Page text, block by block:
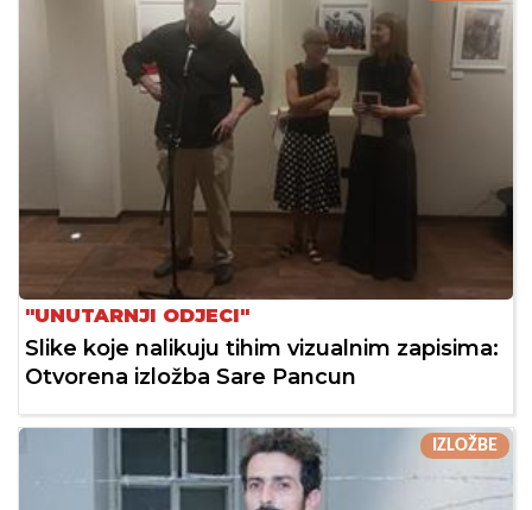
"UNUTARNJI ODJECI"
Slike koje nalikuju tihim vizualnim zapisima:
Otvorena izložba Sare Pancun
IZLOŽBE